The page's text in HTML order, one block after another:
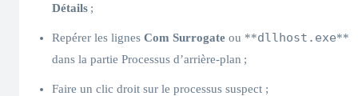
Détails ;
Repérer les lignes Com Surrogate ou **dllhost.exe**
dans la partie Processus d’arrière-plan ;
Faire un clic droit sur le processus suspect ;